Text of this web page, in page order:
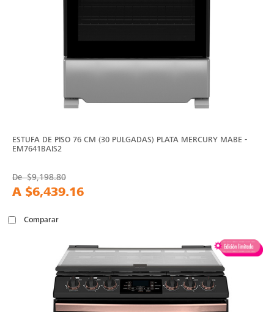
ESTUFA DE PISO 76 CM (30 PULGADAS) PLATA MERCURY MABE -
EM7641BAIS2
De$9,198.80
A $6,439.16
Comparar